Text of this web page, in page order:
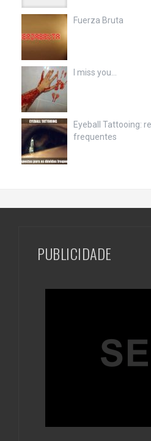
Fuerza Bruta
I miss you…
Eyeball Tattooing:
frequentes
PUBLICIDADE